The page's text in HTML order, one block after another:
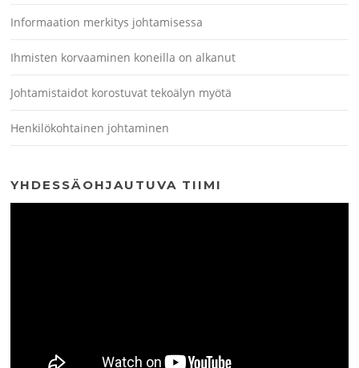
Informaation merkitys johtamisessa
Ihmisten korvaaminen koneilla on alkanut
Johtamistaidot korostuvat tekoälyn myötä
Henkilökohtainen johtaminen
YHDESSÄOHJAUTUVA TIIMI